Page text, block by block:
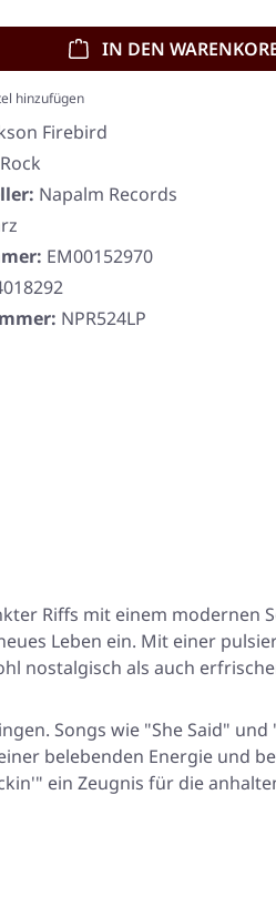
IN DEN
hinzufügen
Firebird
Napalm Records
EM00152970
NPR524LP
Riffs mit einem modernen
Leben ein. Mit einer
nostalgisch als auch
Songs wie "She Said"
belebenden Energie und
ein Zeugnis für die